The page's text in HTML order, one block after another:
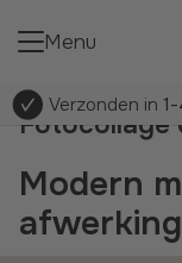
Menu
Verzonden in
Fotocollage
Modern
afwerking